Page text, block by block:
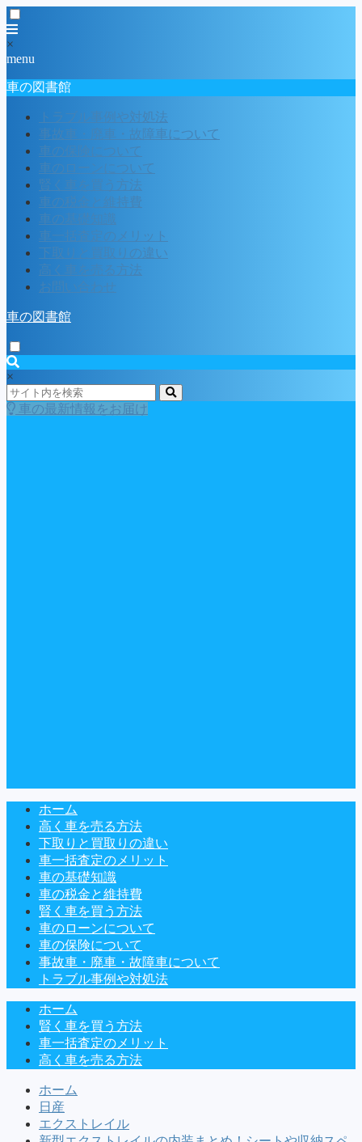
×
menu
車の図書館
トラブル事例や対処法
事故車・廃車・故障車について
車の保険について
車のローンについて
賢く車を買う方法
車の税金と維持費
車の基礎知識
車一括査定のメリット
下取りと買取りの違い
高く車を売る方法
お問い合わせ
車の図書館
×
車の最新情報をお届け
ホーム
高く車を売る方法
下取りと買取りの違い
車一括査定のメリット
車の基礎知識
車の税金と維持費
賢く車を買う方法
車のローンについて
車の保険について
事故車・廃車・故障車について
トラブル事例や対処法
ホーム
賢く車を買う方法
車一括査定のメリット
高く車を売る方法
ホーム
日産
エクストレイル